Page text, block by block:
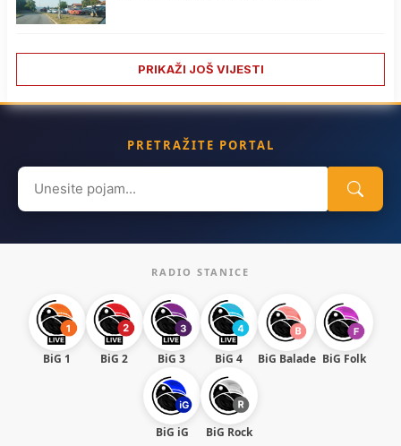
PRIKAŽI JOŠ VIJESTI
PRETRAŽITE PORTAL
Search
for:
RADIO STANICE
BiG 1 BiG 2 BiG 3 BiG 4 BiG Balade BiG Folk
BiG iG BiG Rock